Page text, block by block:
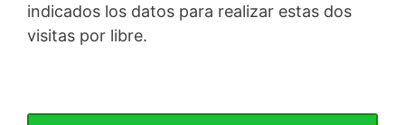
indicados los datos para realizar estas dos
visitas por libre.